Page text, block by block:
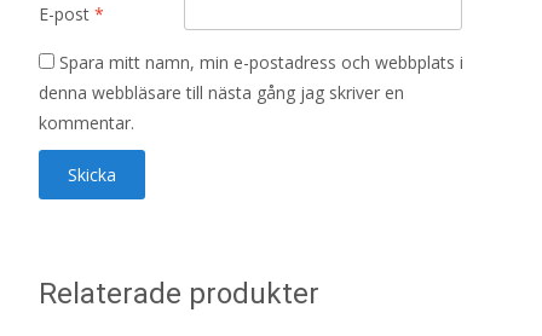
E-post *
Spara mitt namn, min e-postadress och webbplats i
denna webbläsare till nästa gång jag skriver en
kommentar.
Relaterade produkter